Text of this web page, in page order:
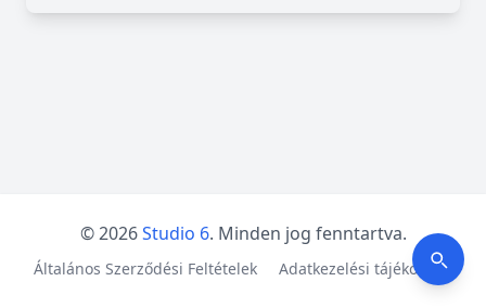
© 2026Studio 6. Minden jog fenntartva.
Általános Szerződési Feltételek Adatkezelési tájékoztató